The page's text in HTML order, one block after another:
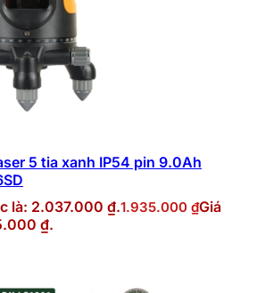
5 tia xanh IP54 pin 9.0Ah
là: 2.037.000 ₫.1.935.000 ₫Giá
₫.